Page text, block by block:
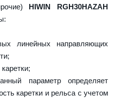
HIWIN RGH30HAZAH
линейных направляющих
параметр определяет
каретки и рельса с учетом